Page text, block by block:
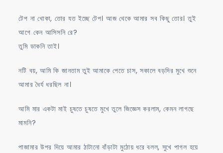
টেপ না খোকা, তোর যত ইচ্ছে টেপ। আজ থেকে আমার সব কিছু তোর। তুই
আগে কেন আসিসনি রে?
তুমি ডাকনি তাই।
নটি বয়, আমি কি জানতাম তুই আমাকে পেতে চাস, সকালে বড়দির মুখে শুনে
আমার ধৈর্য ধরছিল না।
আমি মার একটা মাই চুষতে চুষতে মুখে তুলে জিজ্ঞেস করলাম, কেমন লাগছে
মামনি?
পাজামার উপর দিয়ে আমার ঠাটানো বাঁড়াটা মুঠোয় ধরে বলল, সুখে পাগল হয়ে